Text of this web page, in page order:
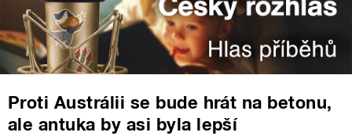
Proti Austrálii se bude hrát na betonu,
ale antuka by asi byla lepší